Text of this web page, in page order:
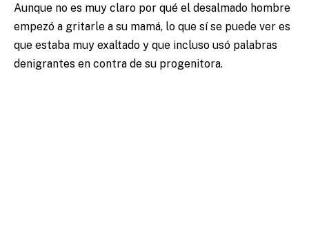
Aunque no es muy claro por qué el desalmado hombre
empezó a gritarle a su mamá, lo que sí se puede ver es
que estaba muy exaltado y que incluso usó palabras
denigrantes en contra de su progenitora.